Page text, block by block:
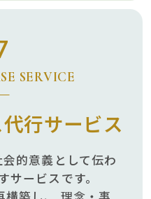
SERVICE
行サービス
会的意義として伝わ
サービスです。